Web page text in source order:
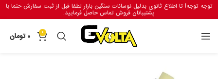
توجه توجه! تا اطلاع ثانوی بدلیل نوسانات سنگین بازار لطفا قبل از ثبت سفارش حتما با
پشتیبانان فروش تماس حاصل فرمایید.
0
0 تومان